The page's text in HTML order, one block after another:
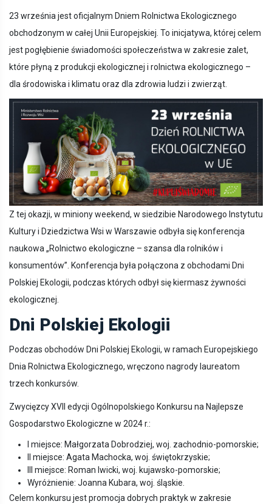
23 września jest oficjalnym Dniem Rolnictwa Ekologicznego
obchodzonym w całej Unii Europejskiej. To inicjatywa, której celem
jest pogłębienie świadomości społeczeństwa w zakresie zalet,
które płyną z produkcji ekologicznej i rolnictwa ekologicznego –
dla środowiska i klimatu oraz dla zdrowia ludzi i zwierząt.
Z tej okazji, w miniony weekend, w siedzibie Narodowego Instytutu
Kultury i Dziedzictwa Wsi w Warszawie odbyła się konferencja
naukowa „Rolnictwo ekologiczne – szansa dla rolników i
konsumentów”. Konferencja była połączona z obchodami Dni
Polskiej Ekologii, podczas których odbył się kiermasz żywności
ekologicznej.
Dni Polskiej Ekologii
Podczas obchodów Dni Polskiej Ekologii, w ramach Europejskiego
Dnia Rolnictwa Ekologicznego, wręczono nagrody laureatom
trzech konkursów.
Zwycięzcy XVII edycji Ogólnopolskiego Konkursu na Najlepsze
Gospodarstwo Ekologiczne w 2024 r.:
I miejsce: Małgorzata Dobrodziej, woj. zachodnio-pomorskie;
II miejsce: Agata Machocka, woj. świętokrzyskie;
III miejsce: Roman Iwicki, woj. kujawsko-pomorskie;
Wyróżnienie: Joanna Kubara, woj. śląskie.
Celem konkursu jest promocja dobrych praktyk w zakresie